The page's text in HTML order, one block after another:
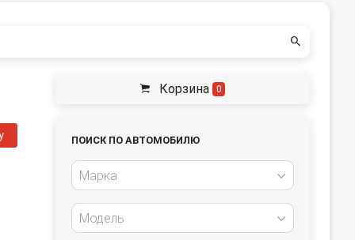
Корзина 0
ПОИСК ПО АВТОМОБИЛЮ
Марка
Модель